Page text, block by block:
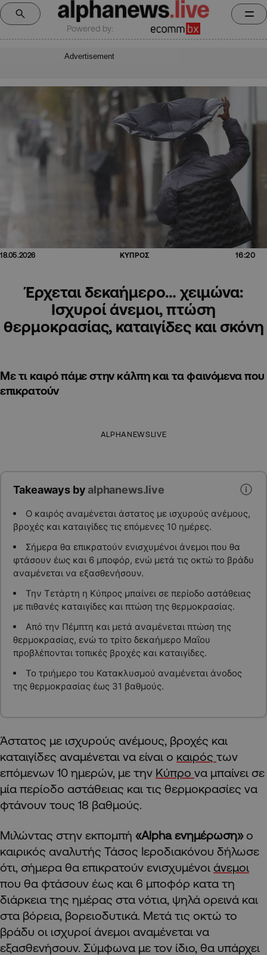
Powered by:
Advertisement
18.05.2026 ΚΥΠΡΟΣ 16:20
Έρχεται δεκαήμερο… χειμώνα:
Ισχυροί άνεμοι, πτώση
θερμοκρασίας, καταιγίδες και σκόνη
Με τι καιρό πάμε στην κάλπη και τα φαινόμενα που
επικρατούν
ALPHANEWSLIVE
Takeaways byalphanews.live
Ο καιρός αναμένεται άστατος με ισχυρούς ανέμους,
βροχές και καταιγίδες τις επόμενες 10 ημέρες.
Σήμερα θα επικρατούν ενισχυμένοι άνεμοι που θα
φτάσουν έως και 6 μποφόρ, ενώ μετά τις οκτώ το βράδυ
αναμένεται να εξασθενήσουν.
Την Τετάρτη η Κύπρος μπαίνει σε περίοδο αστάθειας
με πιθανές καταιγίδες και πτώση της θερμοκρασίας.
Από την Πέμπτη και μετά αναμένεται πτώση της
θερμοκρασίας, ενώ το τρίτο δεκαήμερο Μαΐου
προβλέπονται τοπικές βροχές και καταιγίδες.
Το τριήμερο του Κατακλυσμού αναμένεται άνοδος
της θερμοκρασίας έως 31 βαθμούς.
Άστατος με ισχυρούς ανέμους, βροχές και
καταιγίδες αναμένεται να είναι ο καιρός των
επόμενων 10 ημερών, με την Κύπρο να μπαίνει σε
μία περίοδο αστάθειας και τις θερμοκρασίες να
φτάνουν τους 18 βαθμούς.
Μιλώντας στην εκπομπή «Alpha ενημέρωση» ο
καιρικός αναλυτής Τάσος Ιεροδιακόνου δήλωσε
ότι, σήμερα θα επικρατούν ενισχυμένοι άνεμοι
που θα φτάσουν έως και 6 μποφόρ κατα τη
διάρκεια της ημέρας στα νότια, ψηλά ορεινά και
στα βόρεια, βορειοδυτικά. Μετά τις οκτώ το
βράδυ οι ισχυροί άνεμοι αναμένεται να
εξασθενήσουν. Σύμφωνα με τον ίδιο, θα υπάρχει